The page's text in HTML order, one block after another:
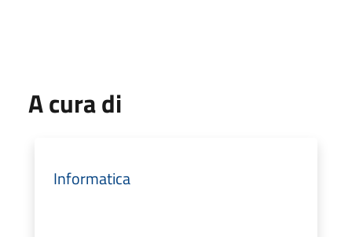
A cura di
Informatica